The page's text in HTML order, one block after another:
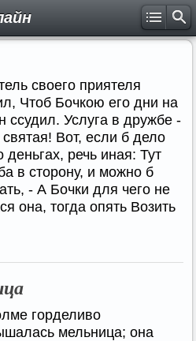
своего приятеля
Чтоб Бочкою его дни на
ссудил. Услуга в дружбе -
Вот, если б дело
деньгах, речь иная: Тут
в сторону, и можно б
- А Бочки для чего не
она, тогда опять Возить
горделиво
мельница; она